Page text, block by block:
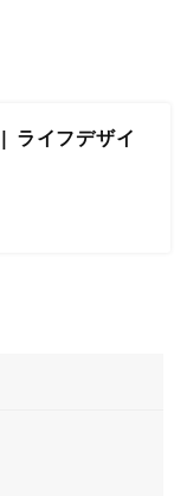
ライフデザイ